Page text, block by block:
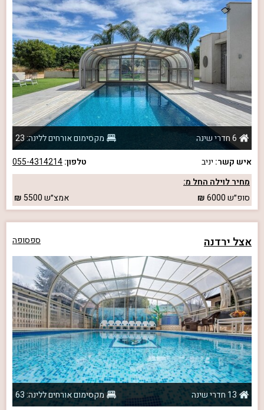
6 חדרי שינה
מקסימום אורחים ללינה: 23
איש קשר: יניב טלפון:055-4314214
מחיר לוילה החל מ:
סופ״ש6000 אמצ״ש5500
אצל ירדנה ספסופה
13 חדרי שינה
מקסימום אורחים ללינה: 63